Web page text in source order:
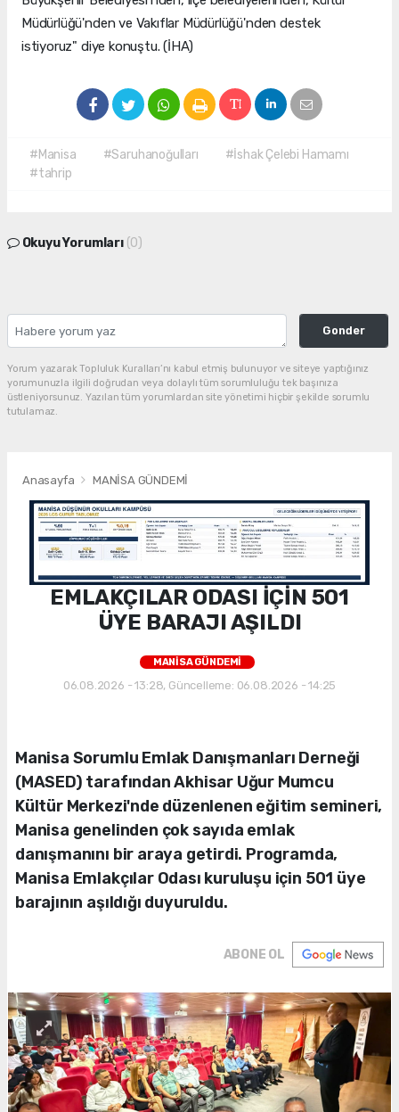
Müdürlüğü'nden ve Vakıflar Müdürlüğü'nden destek
istiyoruz" diye konuştu. (İHA)
#Manisa #Saruhanoğulları
#İshak Çelebi Hamamı
#tahrip
Okuyu Yorumları (0)
Gonder
Yorum yazarak Topluluk Kuralları’nı kabul etmiş bulunuyor ve siteye yaptığınız
yorumunuzla ilgili doğrudan veya dolaylı tüm sorumluluğu tek başınıza
üstleniyorsunuz. Yazılan tüm yorumlardan site yönetimi hiçbir şekilde sorumlu
tutulamaz.
Anasayfa MANİSA GÜNDEMİ
EMLAKÇILAR ODASI İÇİN 501
ÜYE BARAJI AŞILDI
MANİSA GÜNDEMİ
06.08.2026 - 13:28, Güncelleme: 06.08.2026 - 14:25
Manisa Sorumlu Emlak Danışmanları Derneği
(MASED) tarafından Akhisar Uğur Mumcu
Kültür Merkezi'nde düzenlenen eğitim semineri,
Manisa genelinden çok sayıda emlak
danışmanını bir araya getirdi. Programda,
Manisa Emlakçılar Odası kuruluşu için 501 üye
barajının aşıldığı duyuruldu.
ABONE OL